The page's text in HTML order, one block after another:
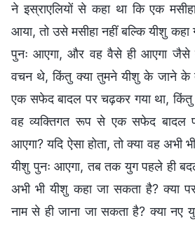
ने इस्राएलियों से कहा था कि एक
आया, तो उसे मसीहा नहीं बल्कि यीशु
पुनः आएगा, और वह वैसे ही आएगा जैसे
वचन थे, किंतु क्या तुमने यीशु के जाने के
एक सफेद बादल पर चढ़कर गया था, किंतु
वह व्यक्तिगत रूप से एक सफेद बादल
आएगा? यदि ऐसा होता, तो क्या वह अभी
यीशु पुनः आएगा, तब तक युग पहले ही
अभी भी यीशु कहा जा सकता है? क्या
नाम से ही जाना जा सकता है? क्या नए